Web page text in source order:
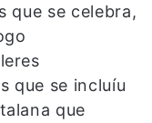
que se celebra,
que se incluíu
que